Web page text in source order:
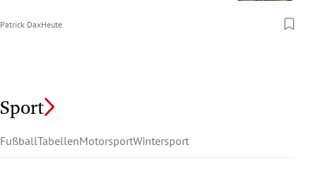
Patrick DaxHeute
Sport
FußballTabellenMotorsportWintersport